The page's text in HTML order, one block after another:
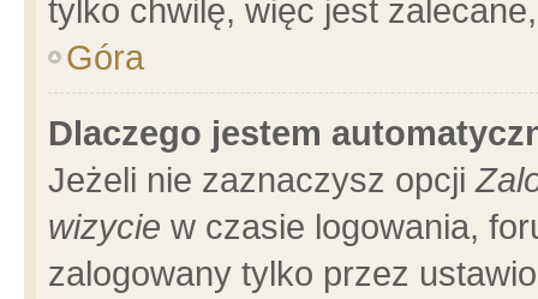
tylko chwilę, więc jest
Góra
Dlaczego jestem
Jeżeli nie zaznaczysz opcji
wizycie w czasie logowania,
zalogowany tylko przez